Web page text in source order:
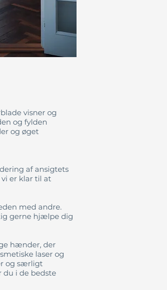
visner og
og fylden
og øget
af ansigtets
er klar til at
med andre.
gerne hjælpe dig
hænder, der
laser og
og særligt
i de bedste